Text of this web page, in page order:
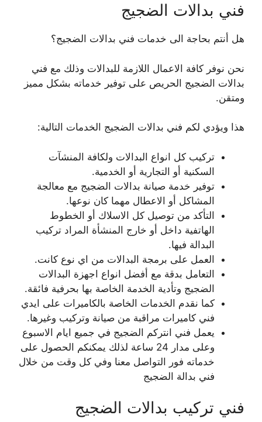
فني بدالات الضجيج
هل أنتم بحاجة الى خدمات فني بدالات الضجيج؟
نحن نوفر كافة الاعمال اللازمة للبدالات وذلك مع فني
بدالات الضجيج الحريص على توفير خدماته بشكل مميز
ومتقن.
هذا ويؤدي لكم فني بدالات الضجيج الخدمات التالية:
تركيب كل انواع البدالات ولكافة المنشآت
السكنية أو التجارية أو الخدمية.
توفير خدمة صيانة بدالات الضجيج مع معالجة
المشاكل أو الاعطال مهما كان نوعها.
التأكد من توصيل كل الاسلاك أو الخطوط
الهاتفية داخل أو خارج المنشأة المراد تركيب
البدالة فيها.
العمل على برمجة البدالات من اي نوع كانت.
التعامل بدقة مع أفضل انواع اجهزة البدالات
الضجيج وتأدية الخدمة الخاصة بها بحرفية فائقة.
كما نقدم الخدمات الخاصة بالكاميرات على ايدي
فني كاميرات مراقبة من صيانة وتركيب وغيرها.
يعمل فني انتركم الضجيج في جميع ايام الاسبوع
وعلى مدار 24 ساعة لذلك يمكنكم الحصول على
خدماته فور التواصل معنا وفي كل وقت من خلال
فني بدالة الضجيج
فني تركيب بدالات الضجيج